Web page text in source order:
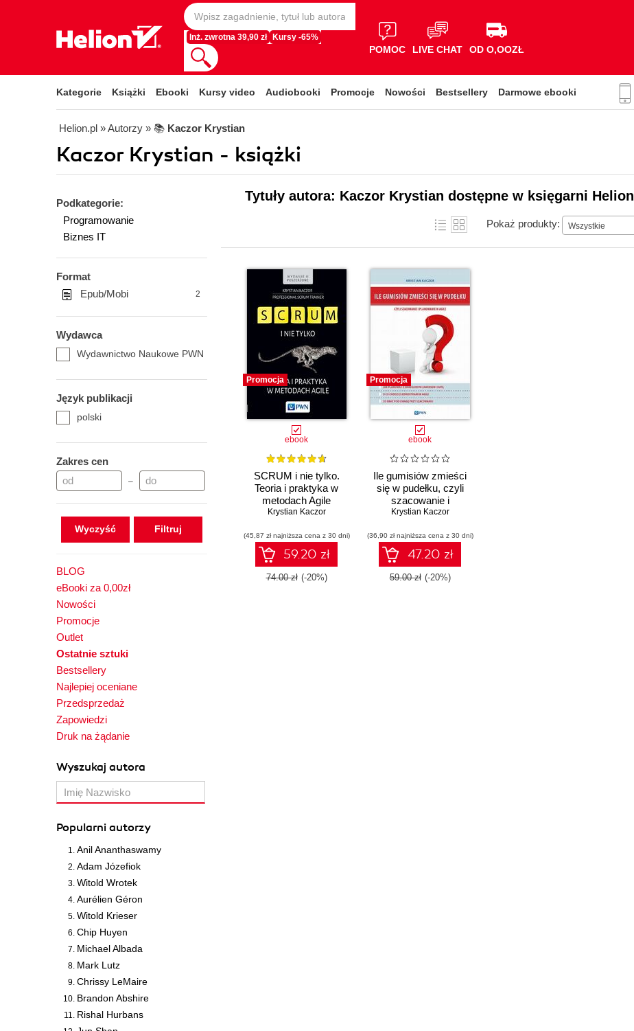
Inż. zwrotna 39,90 zł Kursy -65%
POMOC LIVE CHAT OD O,OOZŁ
Kategorie Książki Ebooki Kursy video Audiobooki Promocje Nowości Bestsellery Darmowe ebooki
Helion.pl » Autorzy » 📚 Kaczor Krystian
Kaczor Krystian - książki
Podkategorie:
Programowanie
Biznes IT
Format
Epub/Mobi
2
Wydawca
Wydawnictwo Naukowe PWN
Język publikacji
polski
Zakres cen
–
Wyczyść
BLOG
eBooki za 0,00zł
Nowości
Promocje
Outlet
Ostatnie sztuki
Bestsellery
Najlepiej oceniane
Przedsprzedaż
Zapowiedzi
Druk na żądanie
Wyszukaj autora
Popularni autorzy
Anil Ananthaswamy
Adam Józefiok
Witold Wrotek
Aurélien Géron
Witold Krieser
Chip Huyen
Michael Albada
Mark Lutz
Chrissy LeMaire
Brandon Abshire
Rishal Hurbans
Tytuły autora: Kaczor Krystian dostępne w księgarni Helion
Pokaż produkty: Wszystkie
Promocja
ebook
SCRUM i nie tylko.
Teoria i praktyka w
metodach Agile
Krystian Kaczor
(45,87 zł najniższa cena z 30 dni)
59.20 zł
74.00 zł (-20%)
Promocja
ebook
Ile gumisiów zmieści
się w pudełku, czyli
szacowanie i
planowanie w Agile
Krystian Kaczor
(36,90 zł najniższa cena z 30 dni)
47.20 zł
59.00 zł (-20%)